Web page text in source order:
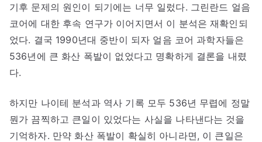
기후 문제의 원인이 되기에는 너무 일렀다. 그린란드 얼음
코어에 대한 후속 연구가 이어지면서 이 분석은 재확인되
었다. 결국 1990년대 중반이 되자 얼음 코어 과학자들은
536년에 큰 화산 폭발이 없었다고 명확하게 결론을 내렸
다.
하지만 나이테 분석과 역사 기록 모두 536년 무렵에 정말
뭔가 끔찍하고 큰일이 있었다는 사실을 나타낸다는 것을
기억하자. 만약 화산 폭발이 확실히 아니라면, 이 큰일은